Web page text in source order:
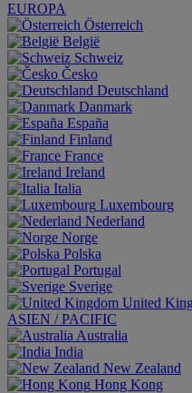
EUROPA
Österreich
België
Schweiz
Česko
Deutschland
Danmark
España
Finland
France
Ireland
Italia
Luxembourg
Nederland
Norge
Polska
Portugal
Sverige
United
ASIEN / PACIFIC
Australia
India
New Zealand
Hong Kong